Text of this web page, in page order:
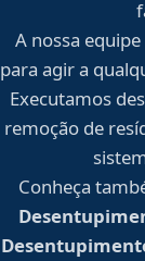
A nossa equipe
para agir a
Executamos
remoção de
Conheça